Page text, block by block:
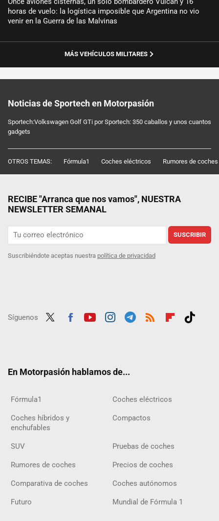
horas de vuelo: la logística imposible que Argentina no vio
venir en la Guerra de las Malvinas
MÁS VEHÍCULOS MILITARES
Noticias de Sportech en Motorpasión
Sportech:Volkswagen Golf GTi por Sportech: 350 caballos y unos cuantos
gadgets
OTROS TEMAS: Fórmula1 Coches eléctricos Rumores de coches
RECIBE "Arranca que nos vamos", NUESTRA
NEWSLETTER SEMANAL
SUSCRIBIR
Suscribiéndote aceptas nuestra política de privacidad
Síguenos
En Motorpasión hablamos de...
Fórmula1 Coches eléctricos
Coches híbridos y
enchufables
Compactos
SUV Pruebas de coches
Rumores de coches Precios de coches
Comparativa de coches Coches autónomos
Futuro Mundial de Fórmula 1